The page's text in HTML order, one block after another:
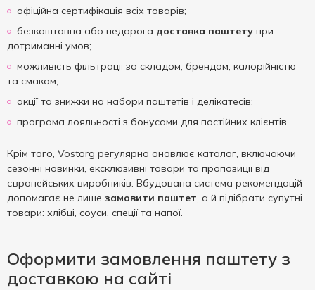
офіційна сертифікація всіх товарів;
безкоштовна або недорога доставка паштету при
дотриманні умов;
можливість фільтрації за складом, брендом, калорійністю
та смаком;
акції та знижки на набори паштетів і делікатесів;
програма лояльності з бонусами для постійних клієнтів.
Крім того, Vostorg регулярно оновлює каталог, включаючи
сезонні новинки, ексклюзивні товари та пропозиції від
європейських виробників. Вбудована система рекомендацій
допомагає не лише замовити паштет, а й підібрати супутні
товари: хлібці, соуси, спеції та напої.
Оформити замовлення паштету з
доставкою на сайті